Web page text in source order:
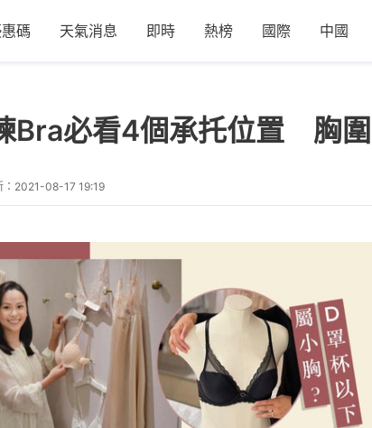
碼 天氣消息 即時 熱榜 國際 中國
Bra必看4個承托位置 胸
2021-08-17 19:19